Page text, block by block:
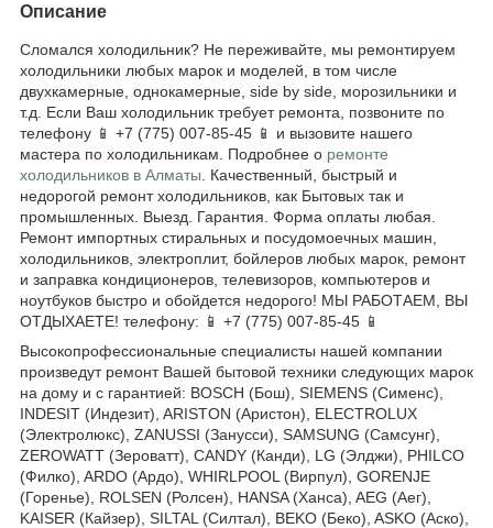
Описание
Сломался холодильник? Не переживайте, мы ремонтируем
холодильники любых марок и моделей, в том числе
двухкамерные, однокамерные, side by side, морозильники и
т.д. Если Ваш холодильник требует ремонта, позвоните по
телефону 📱 +7 (775) 007-85-45 📱 и вызовите нашего
мастера по холодильникам. Подробнее о ремонте
холодильников в Алматы . Качественный, быстрый и
недорогой ремонт холодильников, как Бытовых так и
промышленных. Выезд. Гарантия. Форма оплаты любая.
Ремонт импортных стиральных и посудомоечных машин,
холодильников, электроплит, бойлеров любых марок, ремонт
и заправка кондиционеров, телевизоров, компьютеров и
ноутбуков быстро и обойдется недорого! МЫ РАБОТАЕМ, ВЫ
ОТДЫХАЕТЕ! телефону: 📱 +7 (775) 007-85-45 📱
Высокопрофессиональные специалисты нашей компании
произведут ремонт Вашей бытовой техники следующих марок
на дому и с гарантией: BOSCH (Бош), SIEMENS (Сименс),
INDESIT (Индезит), ARISTON (Аристон), ELECTROLUX
(Электролюкс), ZANUSSI (Занусси), SAMSUNG (Самсунг),
ZEROWATT (Зероватт), CANDY (Канди), LG (Элджи), PHILCO
(Филко), ARDO (Ардо), WHIRLPOOL (Вирпул), GORENJE
(Горенье), ROLSEN (Ролсен), HANSA (Ханса), AEG (Аег),
KAISER (Кайзер), SILTAL (Силтал), BEKO (Беко), ASKO (Аско),